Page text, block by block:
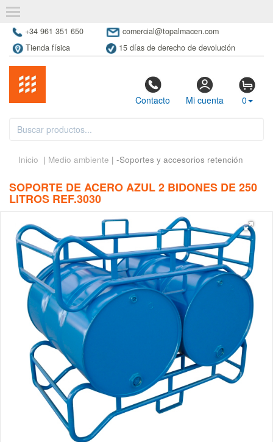
+34 961 351 650
comercial@topalmacen.com
Tienda física
15 días de derecho de devolución
Contacto Mi cuenta 0
Inicio | Medio ambiente | -Soportes y accesorios retención
SOPORTE DE ACERO AZUL 2 BIDONES DE 250
LITROS REF.3030